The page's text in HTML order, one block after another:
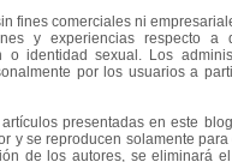
fines comerciales ni
y experiencias respecto
o identidad sexual. Los
por los usuarios a
presentadas en este
y se reproducen solamente
de los autores, se eliminará